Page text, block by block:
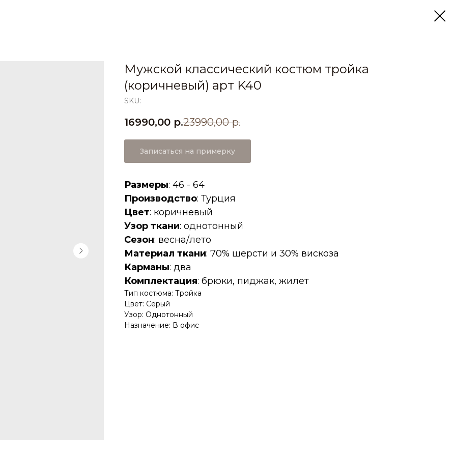
Мужской классический костюм тройка
(коричневый) арт K40
SKU:
16990,00 р.23990,00 р.
Записаться на примерку
Размеры: 46 - 64
Производство: Турция
Цвет: коричневый
Узор ткани: однотонный
Сезон: весна/лето
Материал ткани: 70% шерсти и 30% вискоза
Карманы: два
Комплектация: брюки, пиджак, жилет
Тип костюма: Тройка
Цвет: Серый
Узор: Однотонный
Назначение: В офис